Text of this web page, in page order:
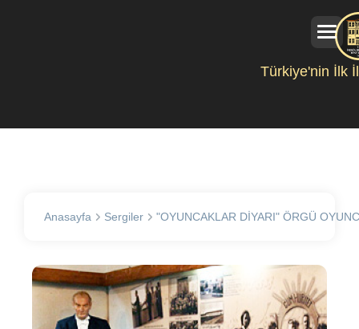
Türkiye'nin İlk
Anasayfa Sergiler "OYUNCAKLAR DİYARI" ÖRGÜ